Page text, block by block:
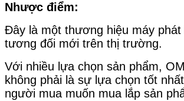
Nhược điểm:
Đây là một thương hiệu máy
tương đối mới trên thị trường.
Với nhiều lựa chọn sản phẩm,
không phải là sự lựa chọn tốt
người mua muốn mua lắp sản